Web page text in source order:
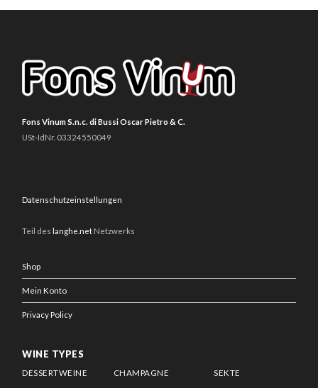
Fons Vinum S.n.c. di Bussi Oscar Pietro & C.
USt-IdNr. 03324550049
Datenschutzeinstellungen
Teil des langhe.net Netzwerks
Shop
Mein Konto
Privacy Policy
WINE TYPES
DESSERTWEINE CHAMPAGNE SEKTE